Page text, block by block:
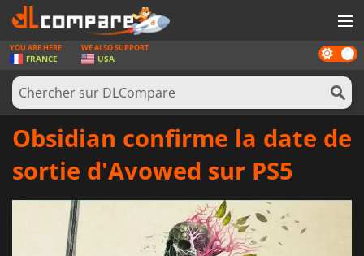
JEUX
CARTES PRÉPAYÉES
LOGICIELS
SE CONNECTER OU S'INSCRIRE
Dark
mode
YOU ARE HERE
FRANCE
WE ALSO SUPPORT
USA
Obsidian confirme la date de
sortie d'Avowed sur PS5